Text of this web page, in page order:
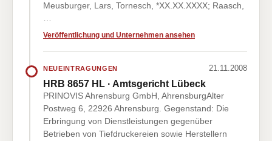
Meusburger, Lars, Tornesch, *XX.XX.XXXX; Raasch,
Veröffentlichung und Unternehmen ansehen
NEUEINTRAGUNGEN 21.11.2008
HRB 8657 HL · Amtsgericht Lübeck
PRINOVIS Ahrensburg GmbH, AhrensburgAlter
Postweg 6, 22926 Ahrensburg. Gegenstand: Die
Erbringung von Dienstleistungen gegenüber
Betrieben von Tiefdruckereien sowie Herstellern